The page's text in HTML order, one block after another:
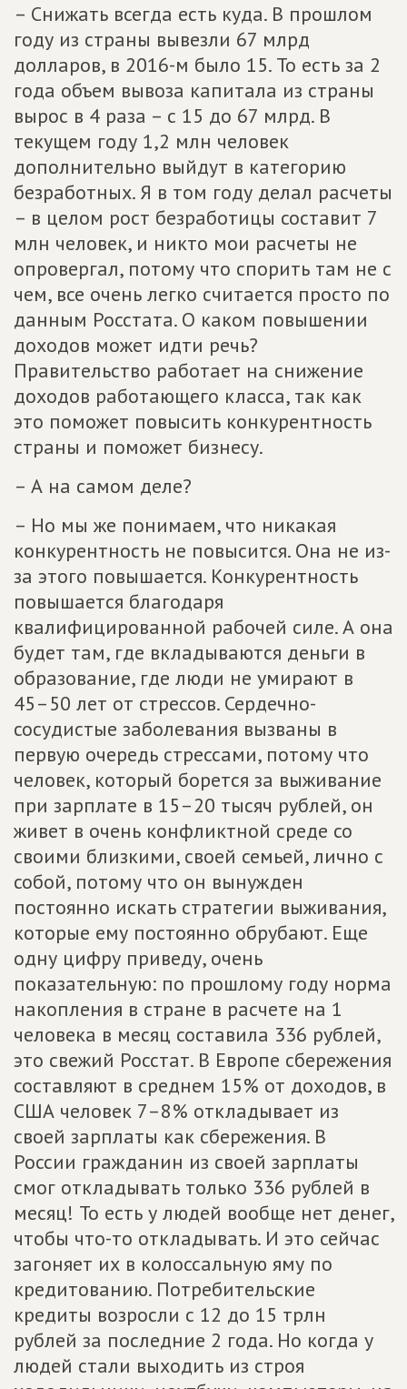
– Снижать всегда есть куда. В прошлом
году из страны вывезли 67 млрд
долларов, в 2016-м было 15. То есть за 2
года объем вывоза капитала из страны
вырос в 4 раза – с 15 до 67 млрд. В
текущем году 1,2 млн человек
дополнительно выйдут в категорию
безработных. Я в том году делал расчеты
– в целом рост безработицы составит 7
млн человек, и никто мои расчеты не
опровергал, потому что спорить там не с
чем, все очень легко считается просто по
данным Росстата. О каком повышении
доходов может идти речь?
Правительство работает на снижение
доходов работающего класса, так как
это поможет повысить конкурентность
страны и поможет бизнесу.
– А на самом деле?
– Но мы же понимаем, что никакая
конкурентность не повысится. Она не из-
за этого повышается. Конкурентность
повышается благодаря
квалифицированной рабочей силе. А она
будет там, где вкладываются деньги в
образование, где люди не умирают в
45–50 лет от стрессов. Сердечно-
сосудистые заболевания вызваны в
первую очередь стрессами, потому что
человек, который борется за выживание
при зарплате в 15–20 тысяч рублей, он
живет в очень конфликтной среде со
своими близкими, своей семьей, лично с
собой, потому что он вынужден
постоянно искать стратегии выживания,
которые ему постоянно обрубают. Еще
одну цифру приведу, очень
показательную: по прошлому году норма
накопления в стране в расчете на 1
человека в месяц составила 336 рублей,
это свежий Росстат. В Европе сбережения
составляют в среднем 15% от доходов, в
США человек 7–8% откладывает из
своей зарплаты как сбережения. В
России гражданин из своей зарплаты
смог откладывать только 336 рублей в
месяц! То есть у людей вообще нет денег,
чтобы что-то откладывать. И это сейчас
загоняет их в колоссальную яму по
кредитованию. Потребительские
кредиты возросли с 12 до 15 трлн
рублей за последние 2 года. Но когда у
людей стали выходить из строя